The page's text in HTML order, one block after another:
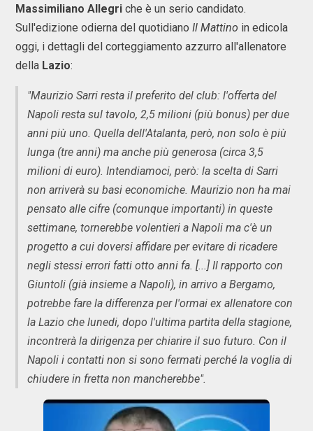
Massimiliano Allegri che è un serio candidato.
Sull'edizione odierna del quotidiano Il Mattino in edicola
oggi, i dettagli del corteggiamento azzurro all'allenatore
della Lazio:
"Maurizio Sarri resta il preferito del club: l'offerta del
Napoli resta sul tavolo, 2,5 milioni (più bonus) per due
anni più uno. Quella dell'Atalanta, però, non solo è più
lunga (tre anni) ma anche più generosa (circa 3,5
milioni di euro). Intendiamoci, però: la scelta di Sarri
non arriverà su basi economiche. Maurizio non ha mai
pensato alle cifre (comunque importanti) in queste
settimane, tornerebbe volentieri a Napoli ma c'è un
progetto a cui doversi affidare per evitare di ricadere
negli stessi errori fatti otto anni fa. [...] Il rapporto con
Giuntoli (già insieme a Napoli), in arrivo a Bergamo,
potrebbe fare la differenza per l'ormai ex allenatore con
la Lazio che lunedi, dopo l'ultima partita della stagione,
incontrerà la dirigenza per chiarire il suo futuro. Con il
Napoli i contatti non si sono fermati perché la voglia di
chiudere in fretta non mancherebbe".